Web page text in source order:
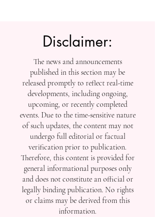
Disclaimer:
The news and announcements
published in this section may be
released promptly to reflect real-time
developments, including ongoing,
upcoming, or recently completed
events. Due to the time-sensitive nature
of such updates, the content may not
undergo full editorial or factual
verification prior to publication.
Therefore, this content is provided for
general informational purposes only
and does not constitute an official or
legally binding publication. No rights
or claims may be derived from this
information.